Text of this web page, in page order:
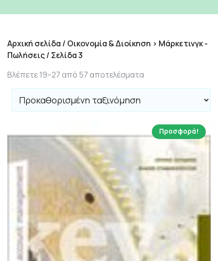
Αρχική σελίδα / Οικονομία & Διοίκηση > Μάρκετινγκ -
Πωλήσεις/ Σελίδα 3
Βλέπετε 19–27 από 57 αποτελέσματα
Προσφορά!